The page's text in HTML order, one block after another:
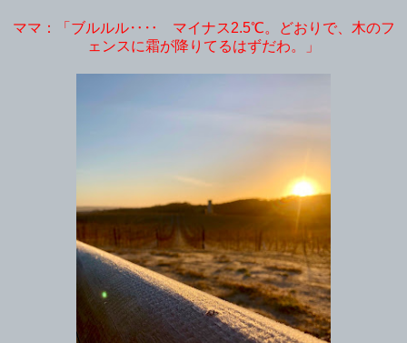
ママ：「ブルルル‥‥ マイナス2.5℃。どおりで、木のフ
ェンスに霜が降りてるはずだわ。」